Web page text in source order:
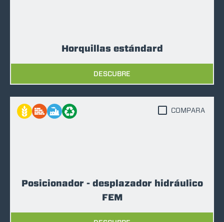
Horquillas estándard
DESCUBRE
Posicionador - desplazador hidráulico
FEM
COMPARA